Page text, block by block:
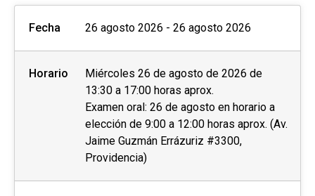
Fecha 26 agosto 2026 - 26 agosto 2026
Horario
Miércoles 26 de agosto de 2026 de
13:30 a 17:00 horas aprox.
Examen oral: 26 de agosto en horario a
elección de 9:00 a 12:00 horas aprox. (Av.
Jaime Guzmán Errázuriz #3300,
Providencia)